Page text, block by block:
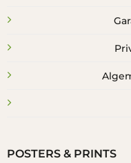
POSTERS & PRINTS